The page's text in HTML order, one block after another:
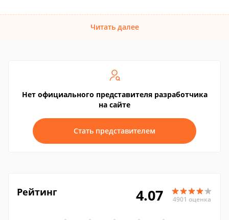
Читать далее
Нет официального представителя разработчика
на сайте
Стать представителем
Рейтинг 4.07 4901 оценка